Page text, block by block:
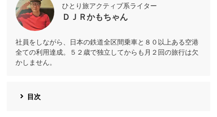
ひとり旅アクティブ系ライター
ＤＪＲかもちゃん
社員をしながら、日本の鉄道全区間乗車と８０以上ある空港
全ての利用達成。５２歳で独立してからも月２回の旅行は欠
かしません。
目次